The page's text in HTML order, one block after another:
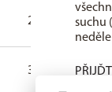
2 0
37 0
suchu
neděle